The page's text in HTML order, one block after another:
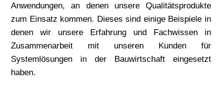
Anwendungen, an denen unsere Qualitätsprodukte
zum Einsatz kommen. Dieses sind einige Beispiele in
denen wir unsere Erfahrung und Fachwissen in
Zusammenarbeit mit unseren Kunden für
Systemlösungen in der Bauwirtschaft eingesetzt
haben.